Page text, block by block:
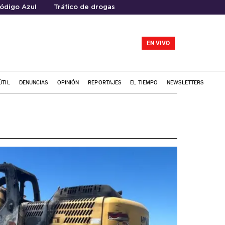
Azul Tráfico de drogas
EN VIVO
DENUNCIAS OPINIÓN REPORTAJES EL TIEMPO NEWSLETTERS